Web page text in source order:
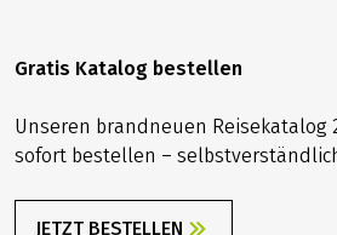
Gratis Katalog bestellen
Unseren brandneuen Reisekatalog
sofort bestellen –
JETZT BESTELLEN